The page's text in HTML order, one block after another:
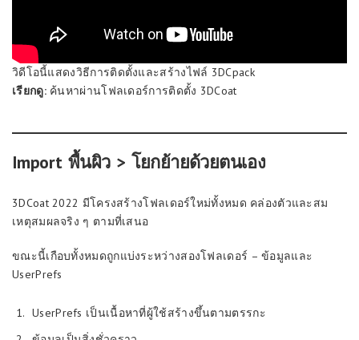
วิดีโอนี้แสดงวิธีการติดตั้งและสร้างไฟล์ 3DCpack
เรียกดู:ค้นหาผ่านโฟลเดอร์การติดตั้ง 3DCoat
Import พื้นผิว > โยกย้ายด้วยตนเอง
3DCoat 2022 มีโครงสร้างโฟลเดอร์ใหม่ทั้งหมด คล่องตัวและสม
เหตุสมผลจริง ๆ ตามที่เสนอ
ขณะนี้เกือบทั้งหมดถูกแบ่งระหว่างสองโฟลเดอร์ – ข้อมูลและ
UserPrefs
UserPrefs เป็นเนื้อหาที่ผู้ใช้สร้างขึ้นตามตรรกะ